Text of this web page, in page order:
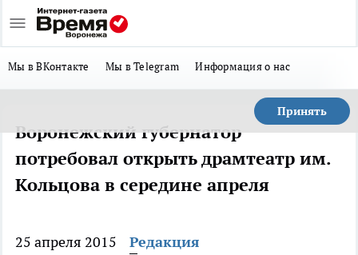
Мы в ВКонтакте Мы в Telegram Информация о нас
Принять
Воронежский губернатор
потребовал открыть драмтеатр им.
Кольцова в середине апреля
25 апреля 2015 Редакция